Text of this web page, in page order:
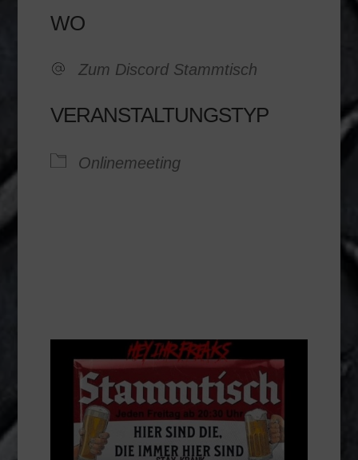
WO
Zum Discord Stammtisch
VERANSTALTUNGSTYP
Onlinemeeting